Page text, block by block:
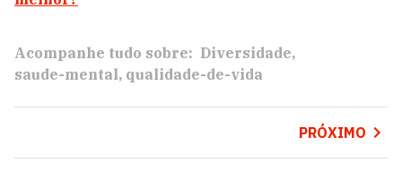
Acompanhe tudo sobre: Diversidade
saude-mental qualidade-de-vida
PRÓXIMO